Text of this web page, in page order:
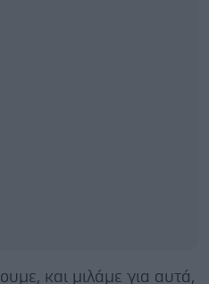
και μιλάμε για αυτά,